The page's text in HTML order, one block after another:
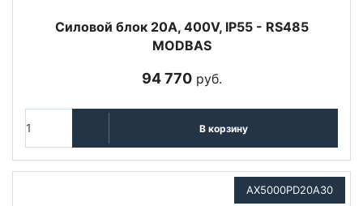
Cиловой блок 20A, 400V, IP55 - RS485
MODBAS
94 770руб.
В корзину
AX5000PD20A30